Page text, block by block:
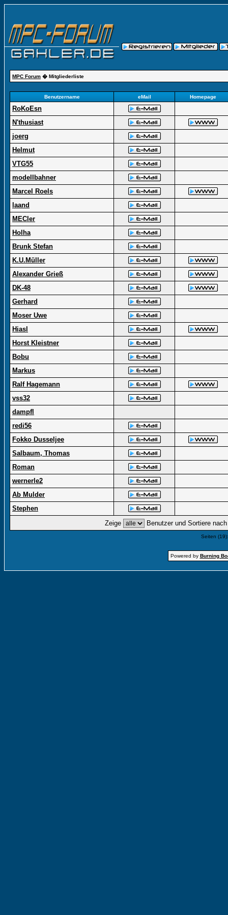
MPC Forum � Mitgliederliste
Benutzername eMail Homepage
RoKoEsn
N'thusiast
joerg
Helmut
VTG55
modellbahner
Marcel Roels
laand
MECler
Holha
Brunk Stefan
K.U.Müller
Alexander Grieß
DK-48
Gerhard
Moser Uwe
Hiasl
Horst Kleistner
Bobu
Markus
Ralf Hagemann
vss32
dampfl
redi56
Fokko Dusseljee
Salbaum, Thomas
Roman
wernerle2
Ab Mulder
Stephen
Zeige
Benutzer und Sortiere
Seiten
Powered by Burning